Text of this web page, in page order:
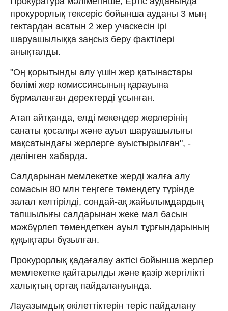
прокурорлық тексеріс бойынша ауданы 3 мың
гектардан асатын 2 жер учаскесін ірі
шаруашылыққа заңсыз беру фактілері
анықталды.
"Оң қорытынды алу үшін жер қатынастары
бөлімі жер комиссиясының қарауына
бұрмаланған деректерді ұсынған.
Атап айтқанда, елді мекендер жерлерінің
санаты қосалқы және ауыл шаруашылығы
мақсатындағы жерлерге ауыстырылған", -
делінген хабарда.
Салдарынан мемлекетке жерді жалға алу
сомасын 80 млн теңгеге төмендету түрінде
залал келтірілді, сондай-ақ жайылымдардың
тапшылығы салдарынан жеке мал басын
мәжбүрлеп төмендеткен ауыл тұрғындарының
құқықтары бұзылған.
Прокурорлық қадағалау актісі бойынша жерлер
мемлекетке қайтарылды және қазір жергілікті
халықтың ортақ пайдалануында.
Лауазымдық өкілеттіктерін теріс пайдалану